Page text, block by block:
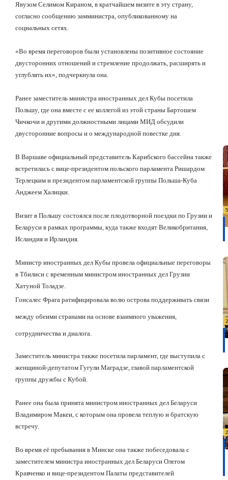
Явузом Селимом Кираном, в кратчайшем визите в эту страну,
согласно сообщению замминистра, опубликованному на
социальных сетях.
«Во время переговоров были установлены позитивное состояние
двусторонних отношений и стремление продолжать, расширять и
углублять их«, подчеркнула она.
Ранее заместитель министра иностранных дел Кубы посетила
Польшу, где она вместе с ее коллегой из этой страны Бартошем
Чичкочи и другими должностными лицами МИД обсудили
двусторонние вопросы и о международной повестке дня.
В Варшаве официальный представитель Карибского бассейна также
встретилась с вице-президентом польского парламента Ришардом
Терлецким и президентом парламентской группы Польша-Куба
Анджеем Халицки.
Визит в Польшу состоялся после плодотворной поездки по Грузии и
Беларуси в рамках программы, куда также входят Великобритания,
Исландия и Ирландия.
Министр иностранных дел Кубы провела официальные переговоры
в Тбилиси с временным министром иностранных дел Грузии
Хатуной Толадзе.
Гонсалес Фрага ратифицировала волю острова поддерживать связи
между обеими странами на основе взаимного уважения,
сотрудничества и диалога.
Заместитель министра также посетила парламент, где выступила с
женщиной-депутатом Гугули Маградзе, главой парламентской
группы дружбы с Кубой.
Ранее она была принята министром иностранных дел Беларуси
Владимиром Макеи, с которым она провела теплую и братскую
встречу.
Во время её пребывания в Минске она также побеседовала с
заместителем министра иностранных дел Беларуси Олегом
Кравченко и вице-президентом Палаты представителей